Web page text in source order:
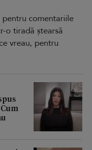
pentru comentariile
o tiradă ștearsă
vreau, pentru